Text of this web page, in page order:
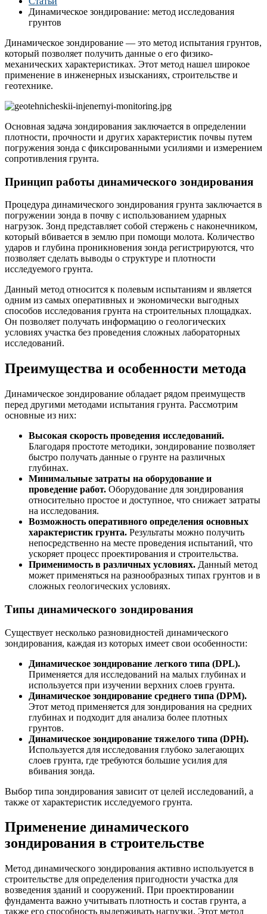
Динамическое зондирование: метод исследования
грунтов
Динамическое зондирование — это метод испытания грунтов,
который позволяет получить данные о его физико-
механических характеристиках. Этот метод нашел широкое
применение в инженерных изысканиях, строительстве и
геотехнике.
Основная задача зондирования заключается в определении
плотности, прочности и других характеристик почвы путем
погружения зонда с фиксированными усилиями и измерением
сопротивления грунта.
Принцип работы динамического зондирования
Процедура динамического зондирования грунта заключается в
погружении зонда в почву с использованием ударных
нагрузок. Зонд представляет собой стержень с наконечником,
который вбивается в землю при помощи молота. Количество
ударов и глубина проникновения зонда регистрируются, что
позволяет сделать выводы о структуре и плотности
исследуемого грунта.
Данный метод относится к полевым испытаниям и является
одним из самых оперативных и экономически выгодных
способов исследования грунта на строительных площадках.
Он позволяет получать информацию о геологических
условиях участка без проведения сложных лабораторных
исследований.
Преимущества и особенности метода
Динамическое зондирование обладает рядом преимуществ
перед другими методами испытания грунта. Рассмотрим
основные из них:
Высокая скорость проведения исследований.
Благодаря простоте методики, зондирование позволяет
быстро получать данные о грунте на различных
глубинах.
Минимальные затраты на оборудование и
проведение работ. Оборудование для зондирования
относительно простое и доступное, что снижает затраты
на исследования.
Возможность оперативного определения основных
характеристик грунта. Результаты можно получить
непосредственно на месте проведения испытаний, что
ускоряет процесс проектирования и строительства.
Применимость в различных условиях. Данный метод
может применяться на разнообразных типах грунтов и в
сложных геологических условиях.
Типы динамического зондирования
Существует несколько разновидностей динамического
зондирования, каждая из которых имеет свои особенности:
Динамическое зондирование легкого типа (DPL).
Применяется для исследований на малых глубинах и
используется при изучении верхних слоев грунта.
Динамическое зондирование среднего типа (DPM).
Этот метод применяется для зондирования на средних
глубинах и подходит для анализа более плотных
грунтов.
Динамическое зондирование тяжелого типа (DPH).
Используется для исследования глубоко залегающих
слоев грунта, где требуются большие усилия для
вбивания зонда.
Выбор типа зондирования зависит от целей исследований, а
также от характеристик исследуемого грунта.
Применение динамического
зондирования в строительстве
Метод динамического зондирования активно используется в
строительстве для определения пригодности участка для
возведения зданий и сооружений. При проектировании
фундамента важно учитывать плотность и состав грунта, а
также его способность выдерживать нагрузки. Этот метод